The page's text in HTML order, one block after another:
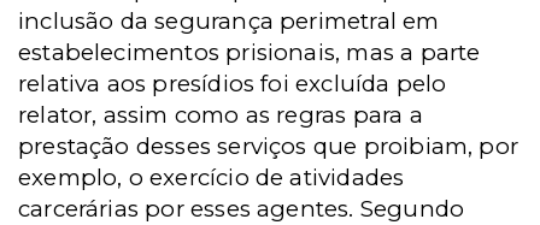
inclusão da segurança perimetral em
estabelecimentos prisionais, mas a parte
relativa aos presídios foi excluída pelo
relator, assim como as regras para a
prestação desses serviços que proibiam, por
exemplo, o exercício de atividades
carcerárias por esses agentes. Segundo